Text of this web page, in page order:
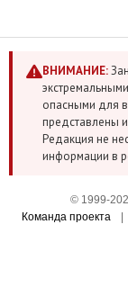
ВНИМАНИЕ:
опасными для
представлены
Редакция не
информации в
© 1999-
Команда проекта